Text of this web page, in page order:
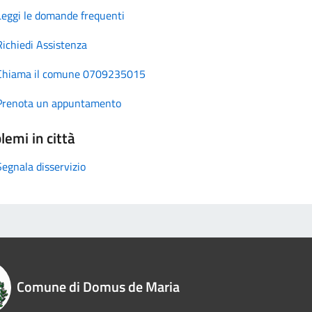
le domande frequenti
Assistenza
il comune 0709235015
un appuntamento
in città
disservizio
Comune di Domus de Maria